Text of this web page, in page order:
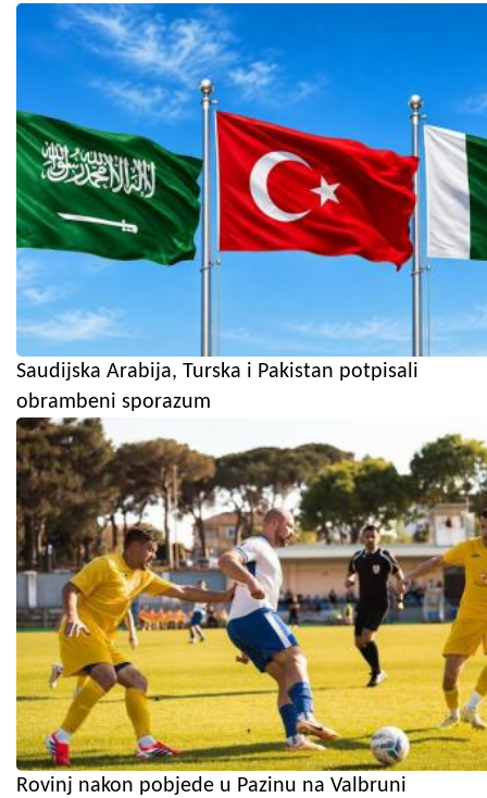
Saudijska Arabija, Turska i Pakistan potpisali
obrambeni sporazum
Rovinj nakon pobjede u Pazinu na Valbruni